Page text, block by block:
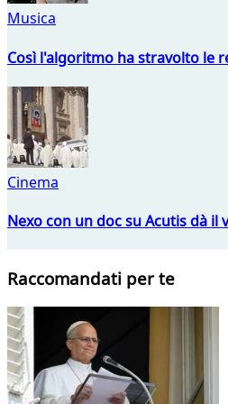
Musica
Così l'algoritmo ha stravolto le
Cinema
Nexo con un doc su Acutis dà il
Raccomandati per te